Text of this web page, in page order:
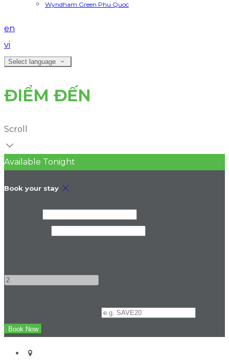
Wyndham Green Phu Quoc
en
vi
Select language
ĐIỂM ĐẾN
Scroll
Available Tonight
Book your stay